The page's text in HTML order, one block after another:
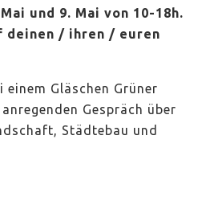
und 9. Mai von 10-18h.
deinen / ihren / euren
einem Gläschen Grüner
Gespräch über
Städtebau und